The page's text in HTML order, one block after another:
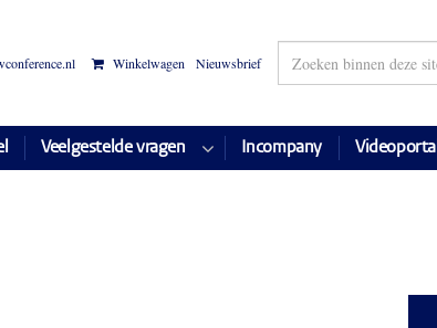
Winkelwagen Nieuwsbrief
Veelgestelde vragen Incompany Videoportal